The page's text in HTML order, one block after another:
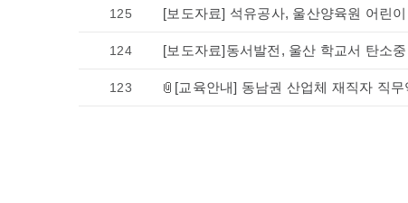
125 [보도자료] 석유공사, 울산양육원 어린
124 [보도자료]동서발전, 울산 학교서 탄소
123 [교육안내] 동남권 산업체 재직자 직무